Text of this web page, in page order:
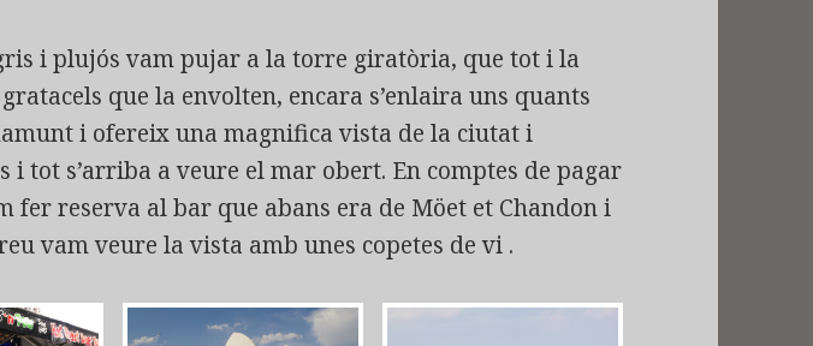
i plujós vam pujar a la torre giratòria, que tot i la
que la envolten, encara s’enlaira uns quants
i ofereix una magnifica vista de la ciutat i
i tot s’arriba a veure el mar obert. En comptes de pagar
fer reserva al bar que abans era de Möet et Chandon i
vam veure la vista amb unes copetes de vi .